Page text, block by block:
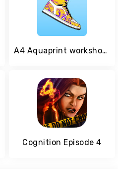
A4 Aquaprint workshop challenge
Cognition Episode 4